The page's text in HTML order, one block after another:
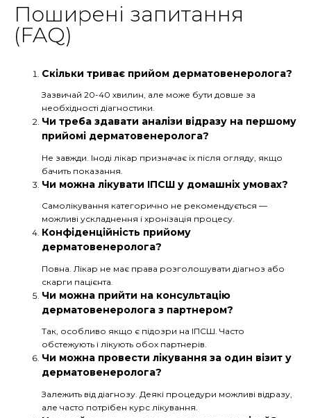
Поширені запитання
(FAQ)
Скільки триває прийом дерматовенеролога?
Зазвичай 20-40 хвилин, але може бути довше за
необхідності діагностики.
Чи треба здавати аналізи відразу на першому
прийомі дерматовенеролога?
Не завжди. Іноді лікар призначає їх після огляду, якщо
бачить показання.
Чи можна лікувати ІПСШ у домашніх умовах?
Самолікування категорично не рекомендується —
можливі ускладнення і хронізація процесу.
Конфіденційність прийому
дерматовенеролога?
Повна. Лікар не має права розголошувати діагноз або
скарги пацієнта.
Чи можна прийти на консультацію
дерматовенеролога з партнером?
Так, особливо якщо є підозри на ІПСШ. Часто
обстежують і лікують обох партнерів.
Чи можна провести лікування за один візит у
дерматовенеролога?
Залежить від діагнозу. Деякі процедури можливі відразу,
але часто потрібен курс лікування.